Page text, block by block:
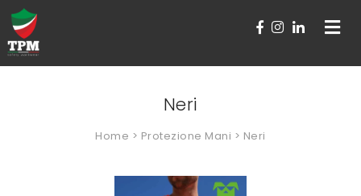
Toggle
Neri
Home > Protezione Mani > Neri